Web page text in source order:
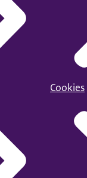
Cookies